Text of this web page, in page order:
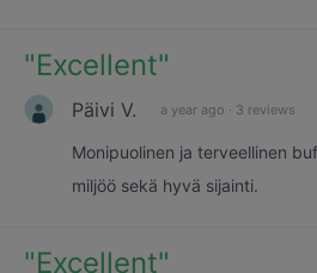
"Excellent"
Päivi V. a year ago · 3 reviews
Monipuolinen ja terveellinen
miljöö sekä hyvä sijainti.
"Excellent"